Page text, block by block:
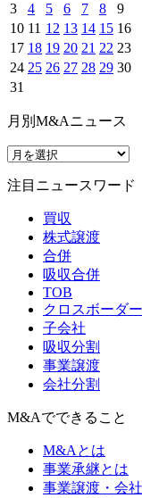
3
4 5 6 7 8
9
10 11 12 13 14 15 16
17 18 19 20 21 22 23
24 25 26 27 28 29 30
31
月別M&Aニュース
注目ニュースワード
買収
株式譲渡
合併
吸収合併
TOB
クロスボーダ
子会社
吸収分割
事業譲渡
会社分割
M&Aでできること
M&Aとは
事業承継とは
事業譲渡・会